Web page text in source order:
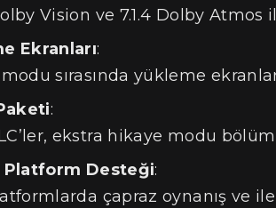
Vision ve 7.1.4 Dolby Atmos
Ekranları:
sırasında yükleme
:
ekstra hikaye modu
Platform Desteği:
çapraz oynanış ve